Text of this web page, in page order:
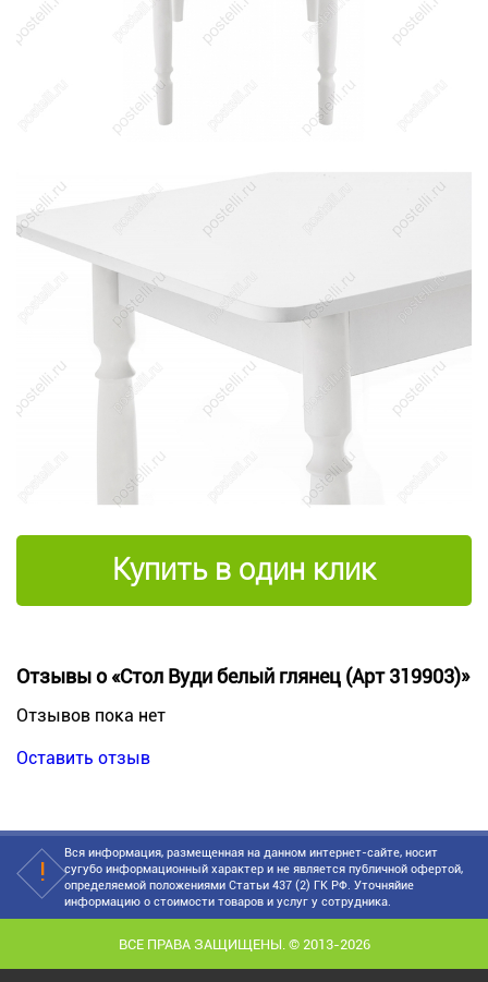
Купить в один клик
Отзывы о «Стол Вуди белый глянец (Арт 319903)»
Отзывов пока нет
Оставить отзыв
Вся информация, размещенная на данном интернет-сайте, носит
сугубо информационный характер и не является публичной офертой,
определяемой положениями Статьи 437 (2) ГК РФ. Уточняйие
информацию о стоимости товаров и услуг у сотрудника.
ВСЕ ПРАВА ЗАЩИЩЕНЫ. © 2013-2026